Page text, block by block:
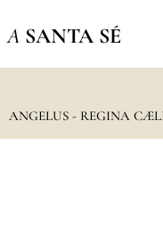
A SANTA SÉ
ANGELUS - REGINA